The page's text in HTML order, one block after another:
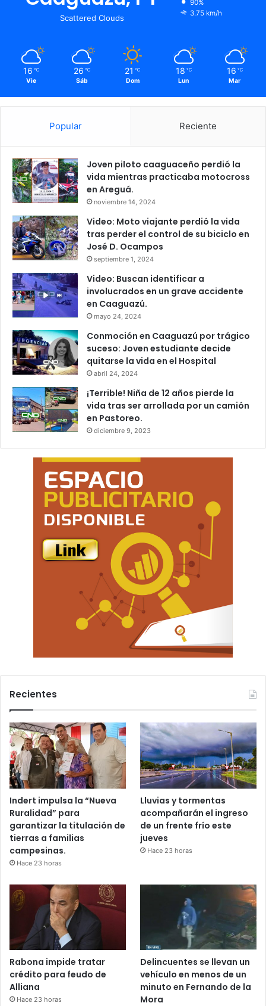
Scattered Clouds
90%
3.75 km/h
16 ℃
Vie
26 ℃
Sáb
21 ℃
Dom
18 ℃
Lun
16 ℃
Mar
Popular Reciente
Joven piloto caaguaceño perdió la
vida mientras practicaba motocross
en Areguá.
noviembre 14, 2024
Video: Moto viajante perdió la vida
tras perder el control de su biciclo en
José D. Ocampos
septiembre 1, 2024
Video: Buscan identificar a
involucrados en un grave accidente
en Caaguazú.
mayo 24, 2024
Conmoción en Caaguazú por trágico
suceso: Joven estudiante decide
quitarse la vida en el Hospital
abril 24, 2024
¡Terrible! Niña de 12 años pierde la
vida tras ser arrollada por un camión
en Pastoreo.
diciembre 9, 2023
Recientes
Indert impulsa la “Nueva
Ruralidad” para
garantizar la titulación de
tierras a familias
campesinas.
Hace 23 horas
Lluvias y tormentas
acompañarán el ingreso
de un frente frío este
jueves
Hace 23 horas
Rabona impide tratar
crédito para feudo de
Alliana
Hace 23 horas
Delincuentes se llevan un
vehículo en menos de un
minuto en Fernando de la
Mora